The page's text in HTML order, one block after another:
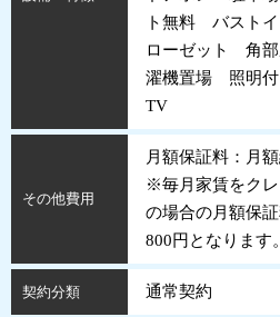
ト無料 バスト
ローゼット 角
濯機置場 照明
TV
その他費用
月額保証料：月
※毎月家賃をク
の場合の月額保
800円となります。
契約分類 通常契約